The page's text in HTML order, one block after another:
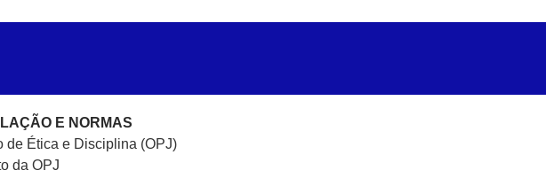
E NORMAS
de Ética e Disciplina (OPJ)
da OPJ